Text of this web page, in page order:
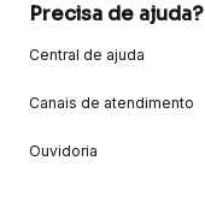
Precisa de ajuda?
Central de ajuda
Canais de atendimento
Ouvidoria